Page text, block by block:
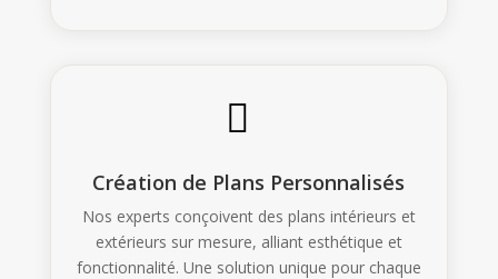

Création de Plans Personnalisés
Nos experts conçoivent des plans intérieurs et
extérieurs sur mesure, alliant esthétique et
fonctionnalité. Une solution unique pour chaque